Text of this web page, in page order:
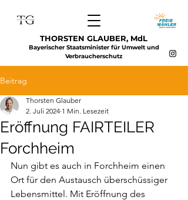
THORSTEN GLAUBER, MdL
Bayerischer Staatsminister für Umwelt und
Verbraucherschutz
Beitrag
Eröffnung FAIRTEILER
Forchheim
Thorsten Glauber
2. Juli 2024 1 Min. Lesezeit
Nun gibt es auch in Forchheim einen
Ort für den Austausch überschüssiger
Lebensmittel. Mit Eröffnung des